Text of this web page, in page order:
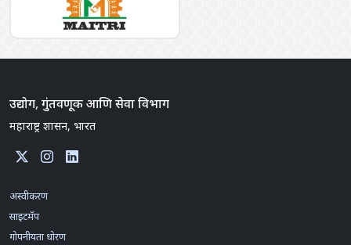
उद्योग, गुंतवणूक आणि सेवा विभाग
महाराष्ट्र शासन, भारत
अस्वीकरण
साइटमॅप
गोपनीयता धोरण